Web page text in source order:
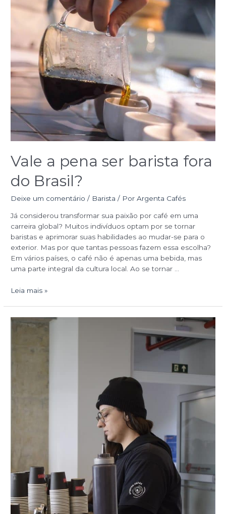
Vale a pena ser barista fora
do Brasil?
Deixe um comentário / Barista / PorArgenta Cafés
Já considerou transformar sua paixão por café em uma
carreira global? Muitos indivíduos optam por se tornar
baristas e aprimorar suas habilidades ao mudar-se para o
exterior. Mas por que tantas pessoas fazem essa escolha?
Em vários países, o café não é apenas uma bebida, mas
uma parte integral da cultura local. Ao se tornar …
barista
fora
do
Brasil?
Leia mais »